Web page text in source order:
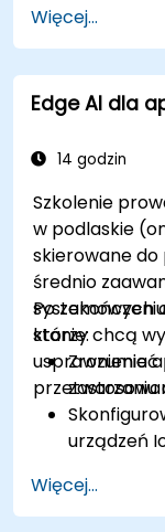
w
w
Więcej...
Edge AI dla
14 godzin
Szkolenie
w podlaskie
skierowane
średnio
systemowych
którzy chcą
usprawnienia
przetwarzaniu
Po
stanie:
Zrozumieć
urządzeń
Wdrożyć
Więcej...